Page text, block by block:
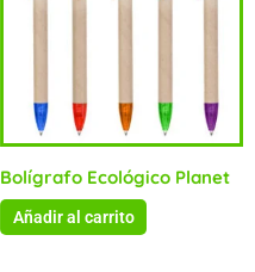
Bolígrafo Ecológico Planet
Añadir al carrito